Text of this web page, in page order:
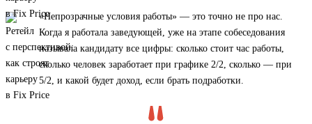
«Непрозрачные условия работы» — это точно не про нас.
Когда я работала заведующей, уже на этапе собеседования
называла кандидату все цифры: сколько стоит час работы,
сколько человек заработает при графике 2/2, сколько — при
5/2, и какой будет доход, если брать подработки.